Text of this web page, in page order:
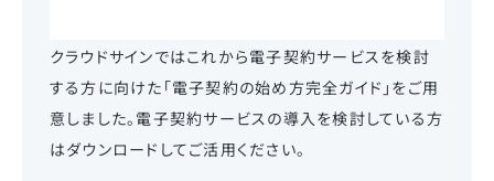
クラウドサインではこれから電子契約サービスを検討
する方に向けた「電子契約の始め方完全ガイド」をご用
意しました。電子契約サービスの導入を検討している方
はダウンロードしてご活用ください。